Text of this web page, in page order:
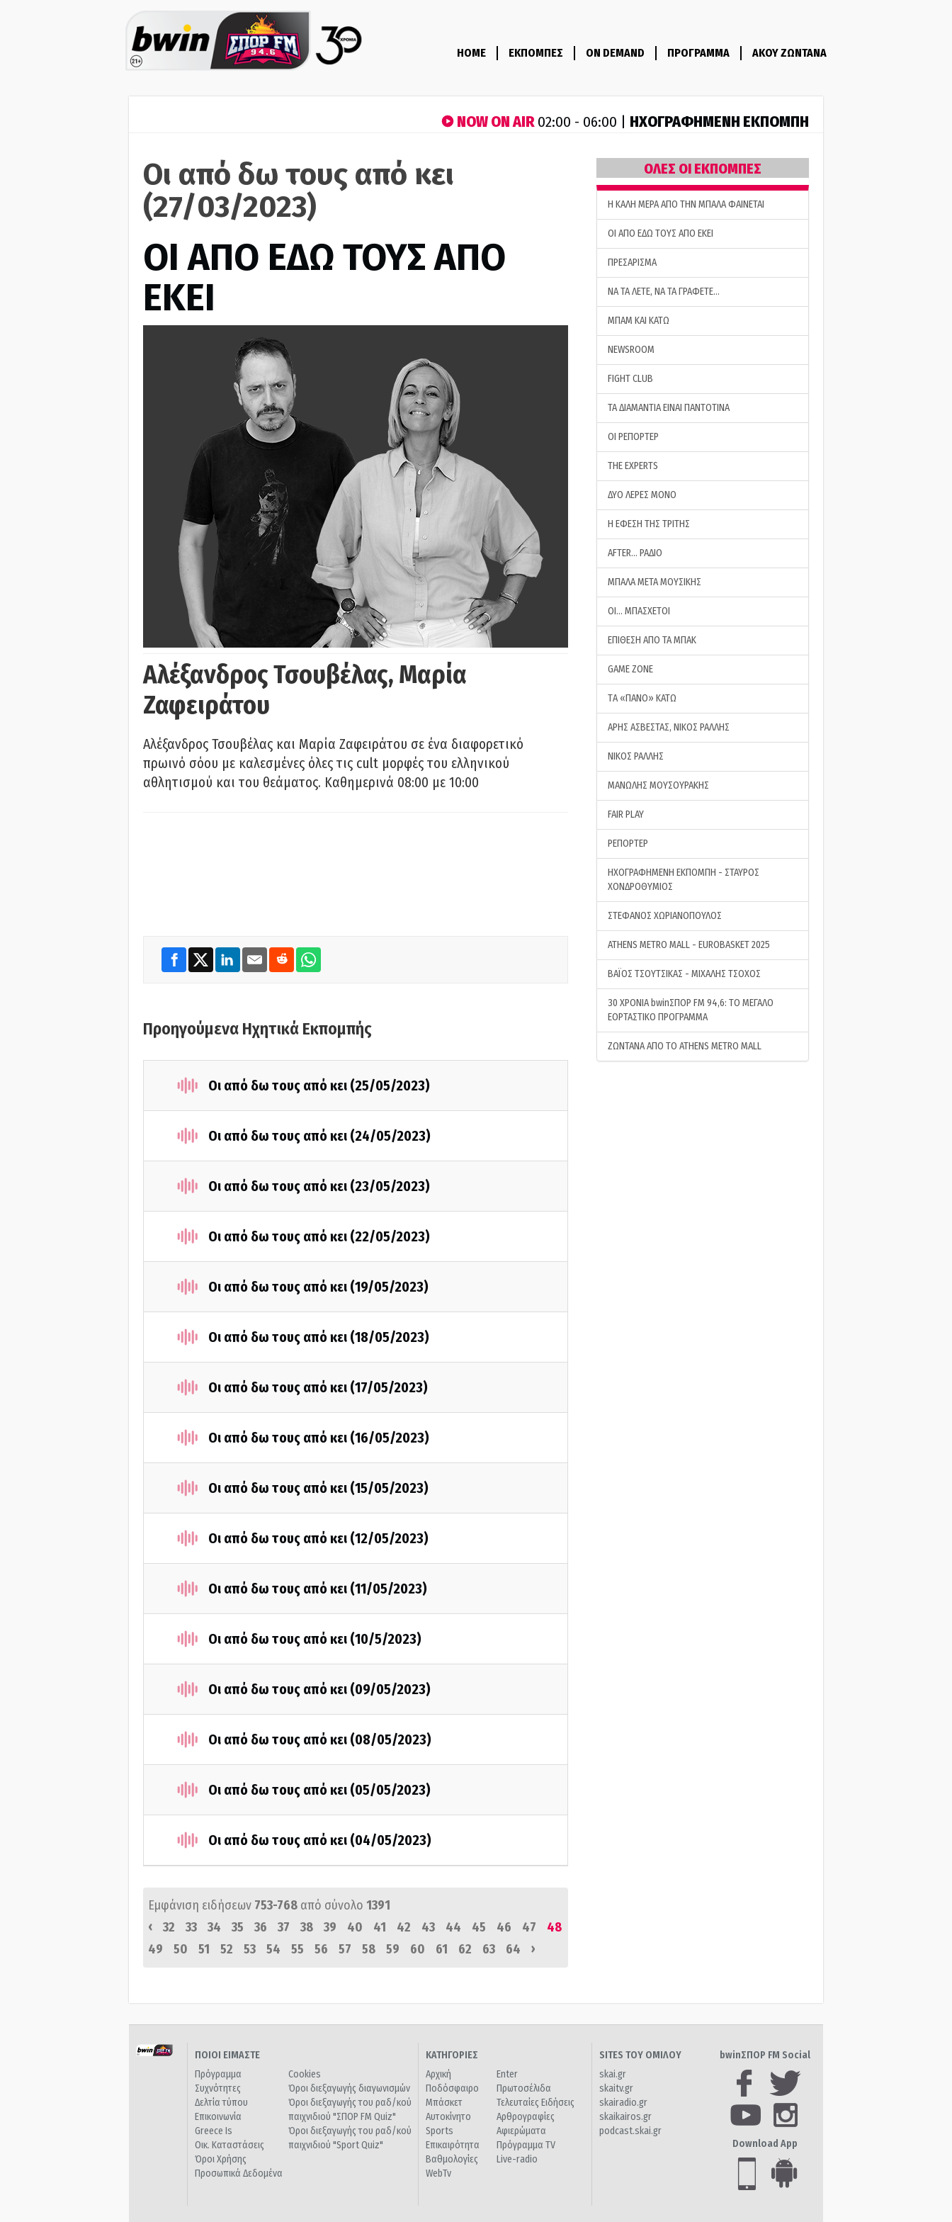
HOME ΕΚΠΟΜΠΕΣ ON DEMAND ΠΡΟΓΡΑΜΜΑ ΑΚΟΥ ΖΩΝΤΑΝΑ
NOW ON AIR02:00 - 06:00 | ΗΧΟΓΡΑΦΗΜΕΝΗ ΕΚΠΟΜΠΗ
Οι από δω τους από κει
(27/03/2023)
ΟΙ ΑΠΟ ΕΔΩ ΤΟΥΣ ΑΠΟ
ΕΚΕΙ
Αλέξανδρος Τσουβέλας, Μαρία
Ζαφειράτου
Αλέξανδρος Τσουβέλας και Μαρία Ζαφειράτου σε ένα διαφορετικό
πρωινό σόου με καλεσμένες όλες τις cult μορφές του ελληνικού
αθλητισμού και του θεάματος. Καθημερινά 08:00 με 10:00
Προηγούμενα Ηχητικά Εκπομπής
Οι από δω τους από κει (25/05/2023)
Οι από δω τους από κει (24/05/2023)
Οι από δω τους από κει (23/05/2023)
Οι από δω τους από κει (22/05/2023)
Οι από δω τους από κει (19/05/2023)
Οι από δω τους από κει (18/05/2023)
Οι από δω τους από κει (17/05/2023)
Οι από δω τους από κει (16/05/2023)
Οι από δω τους από κει (15/05/2023)
Οι από δω τους από κει (12/05/2023)
Οι από δω τους από κει (11/05/2023)
Οι από δω τους από κει (10/5/2023)
Οι από δω τους από κει (09/05/2023)
Οι από δω τους από κει (08/05/2023)
Οι από δω τους από κει (05/05/2023)
Οι από δω τους από κει (04/05/2023)
Εμφάνιση ειδήσεων 753-768 από σύνολο 1391
‹
32 33 34 35 36 37 38 39 40 41 42 43 44 45 46 47
48
49
50 51 52 53 54 55 56 57 58 59 60 61 62 63 64 ›
ΟΛΕΣ ΟΙ ΕΚΠΟΜΠΕΣ
H ΚΑΛΗ ΜΕΡΑ ΑΠΟ ΤΗΝ ΜΠΑΛΑ ΦΑΙΝΕΤΑΙ
ΟΙ ΑΠΟ ΕΔΩ ΤΟΥΣ ΑΠΟ ΕΚΕΙ
ΠΡΕΣΑΡΙΣΜΑ
ΝΑ ΤΑ ΛΕΤΕ, ΝΑ ΤΑ ΓΡΑΦΕΤΕ…
ΜΠΑΜ ΚΑΙ ΚΑΤΩ
NEWSROOM
FIGHT CLUB
ΤΑ ΔΙΑΜΑΝΤΙΑ ΕΙΝΑΙ ΠΑΝΤΟΤΙΝΑ
ΟΙ ΡΕΠΟΡΤΕΡ
THE EXPERTS
ΔΥΟ ΛΕΡΕΣ ΜΟΝΟ
Η ΕΦΕΣΗ ΤΗΣ ΤΡΙΤΗΣ
AFTER… ΡΑΔΙΟ
ΜΠΑΛΑ ΜΕΤΑ ΜΟΥΣΙΚΗΣ
ΟΙ… ΜΠΑΣΧΕΤΟΙ
ΕΠΙΘΕΣΗ ΑΠΟ ΤΑ ΜΠΑΚ
GAME ZONE
ΤA «ΠΑΝΟ» ΚΑΤΩ
ΑΡΗΣ ΑΣΒΕΣΤΑΣ, ΝΙΚΟΣ ΡΑΛΛΗΣ
ΝΙΚΟΣ ΡΑΛΛΗΣ
ΜΑΝΩΛΗΣ ΜΟΥΣΟΥΡΑΚΗΣ
FAIR PLAY
ΡΕΠΟΡΤΕΡ
ΗΧΟΓΡΑΦΗΜΕΝΗ ΕΚΠΟΜΠΗ - ΣΤΑΥΡΟΣ
ΧΟΝΔΡΟΘΥΜΙΟΣ
ΣΤΕΦΑΝΟΣ ΧΩΡΙΑΝΟΠΟΥΛΟΣ
ATHENS METRO MALL - EUROBASKET 2025
ΒΑΪΟΣ ΤΣΟΥΤΣΙΚΑΣ - ΜΙΧΑΛΗΣ ΤΣΟΧΟΣ
30 ΧΡΟΝΙΑ bwinΣΠΟΡ FM 94,6: ΤΟ ΜΕΓΑΛΟ
ΕΟΡΤΑΣΤΙΚΟ ΠΡΟΓΡΑΜΜΑ
ΖΩΝΤΑΝΑ ΑΠΟ ΤΟ ATHENS METRO MALL
ΠΟΙΟΙ ΕΙΜΑΣΤΕ
Πρόγραμμα
Συχνότητες
Δελτία τύπου
Επικοινωνία
Greece Is
Οικ. Καταστάσεις
Όροι Χρήσης
Προσωπικά Δεδομένα
Cookies
Όροι διεξαγωγής διαγωνισμών
Όροι διεξαγωγής του ραδ/κού
παιχνιδιού "ΣΠΟΡ FM Quiz"
Όροι διεξαγωγής του ραδ/κού
παιχνιδιού "Sport Quiz"
ΚΑΤΗΓΟΡΙΕΣ
Αρχική
Ποδόσφαιρο
Μπάσκετ
Αυτοκίνητο
Sports
Επικαιρότητα
Βαθμολογίες
WebTv
Enter
Πρωτοσέλιδα
Τελευταίες Ειδήσεις
Αρθρογραφίες
Αφιερώματα
Πρόγραμμα TV
Live-radio
SITES ΤΟΥ ΟΜΙΛΟΥ
skai.gr
skaitv.gr
skairadio.gr
skaikairos.gr
podcast.skai.gr
bwinΣΠΟΡ FM Social
Download App